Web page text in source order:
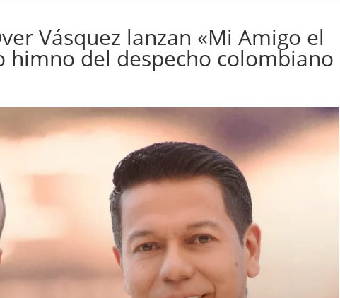
Vásquez lanzan «Mi Amigo el
himno del despecho colombiano